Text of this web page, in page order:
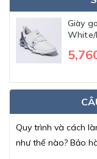
Giày
White/
Quy trình và cách
như thế nào? Bảo